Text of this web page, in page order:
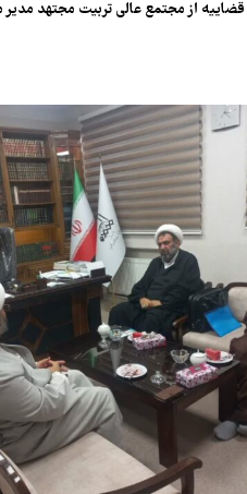
از مجتمع عالی تربیت مجتهد